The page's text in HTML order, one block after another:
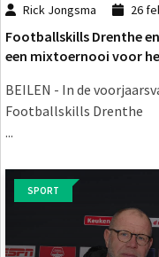
Rick Jongsma 26
Footballskills Drenthe
een mixtoernooi voor
BEILEN - In de
Footballskills Drenthe
...
SPORT